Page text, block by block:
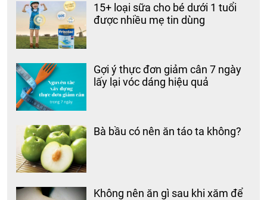
15+ loại sữa cho bé dưới 1 tuổi
được nhiều mẹ tin dùng
Gợi ý thực đơn giảm cân 7 ngày
lấy lại vóc dáng hiệu quả
Bà bầu có nên ăn táo ta không?
Không nên ăn gì sau khi xăm để